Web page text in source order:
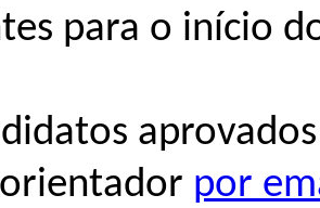
para o início
por